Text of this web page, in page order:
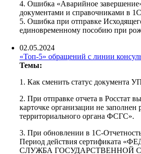
4. Ошибка «Аварийное
документами и справочниками в
5. Ошибка при отправке
единовременному пособию при
02.05.2024
«Топ-5» обращений с линии
Темы:
1. Как сменить статус документа
2. При отправке отчета в Росстат
карточке организации не заполнен
территориального органа ФСГС».
3. При обновлении в 1С-
Период действия сертификата
СЛУЖБА ГОСУДАРСТВЕННОЙ